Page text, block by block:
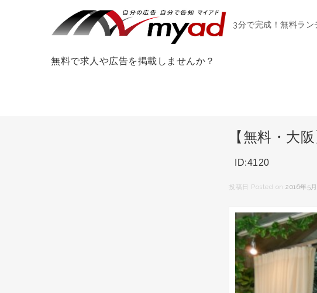
3分で完成！無料ラ
無料で求人や広告を掲載しませんか？
【無料・大
ID:4120
投稿日 Posted on 2016年5